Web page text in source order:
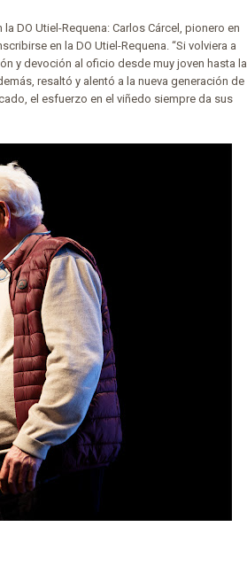
DO Utiel-Requena: Carlos Cárcel, pionero en
en la DO Utiel-Requena. “Si volviera a
y devoción al oficio desde muy joven hasta la
resaltó y alentó a la nueva generación de
el esfuerzo en el viñedo siempre da sus